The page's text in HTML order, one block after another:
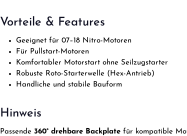
Vorteile & Features
Geeignet für 07–18 Nitro-Motoren
Für Pullstart-Motoren
Komfortabler Motorstart ohne Seilzugstarter
Robuste Roto-Starterwelle (Hex-Antrieb)
Handliche und stabile Bauform
Hinweis
Passende 360° drehbare Backplate für kompatible